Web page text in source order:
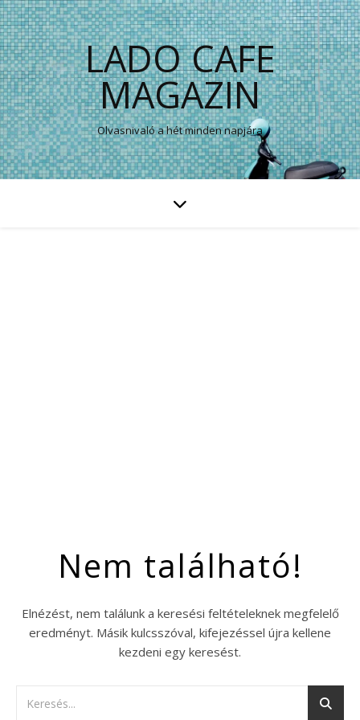
LADO CAFE
MAGAZIN
Olvasnivaló a hét minden napjára
Nem található!
Elnézést, nem találunk a keresési feltételeknek megfelelő
eredményt. Másik kulcsszóval, kifejezéssel újra kellene
kezdeni egy keresést.